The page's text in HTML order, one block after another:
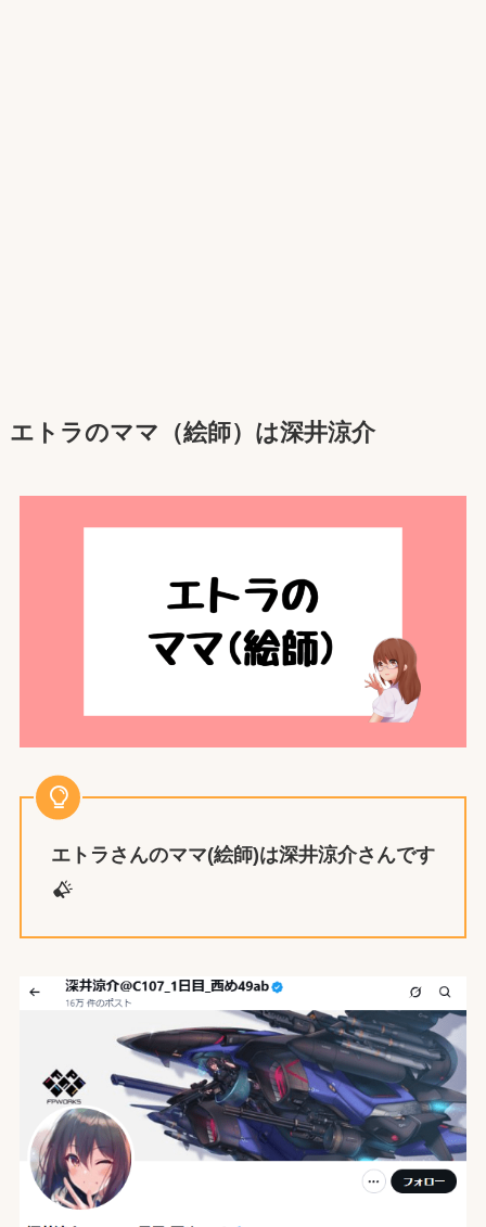
エトラのママ（絵師）は深井涼介
エトラ さんのママ(絵師)は深井涼介さんです